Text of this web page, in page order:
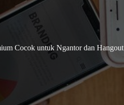
Cocok untuk Ngantor dan Hangout